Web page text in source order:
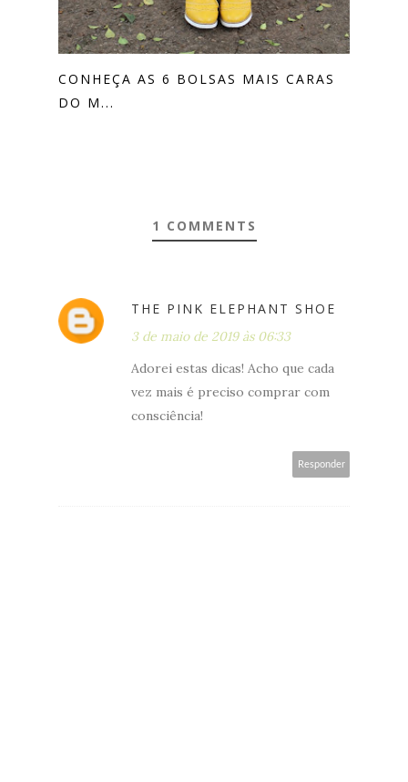
CONHEÇA AS 6 BOLSAS MAIS CARAS
DO M...
1 COMMENTS
THE PINK ELEPHANT SHOE
3 de maio de 2019 às 06:33
Adorei estas dicas! Acho que cada
vez mais é preciso comprar com
consciência!
Responder